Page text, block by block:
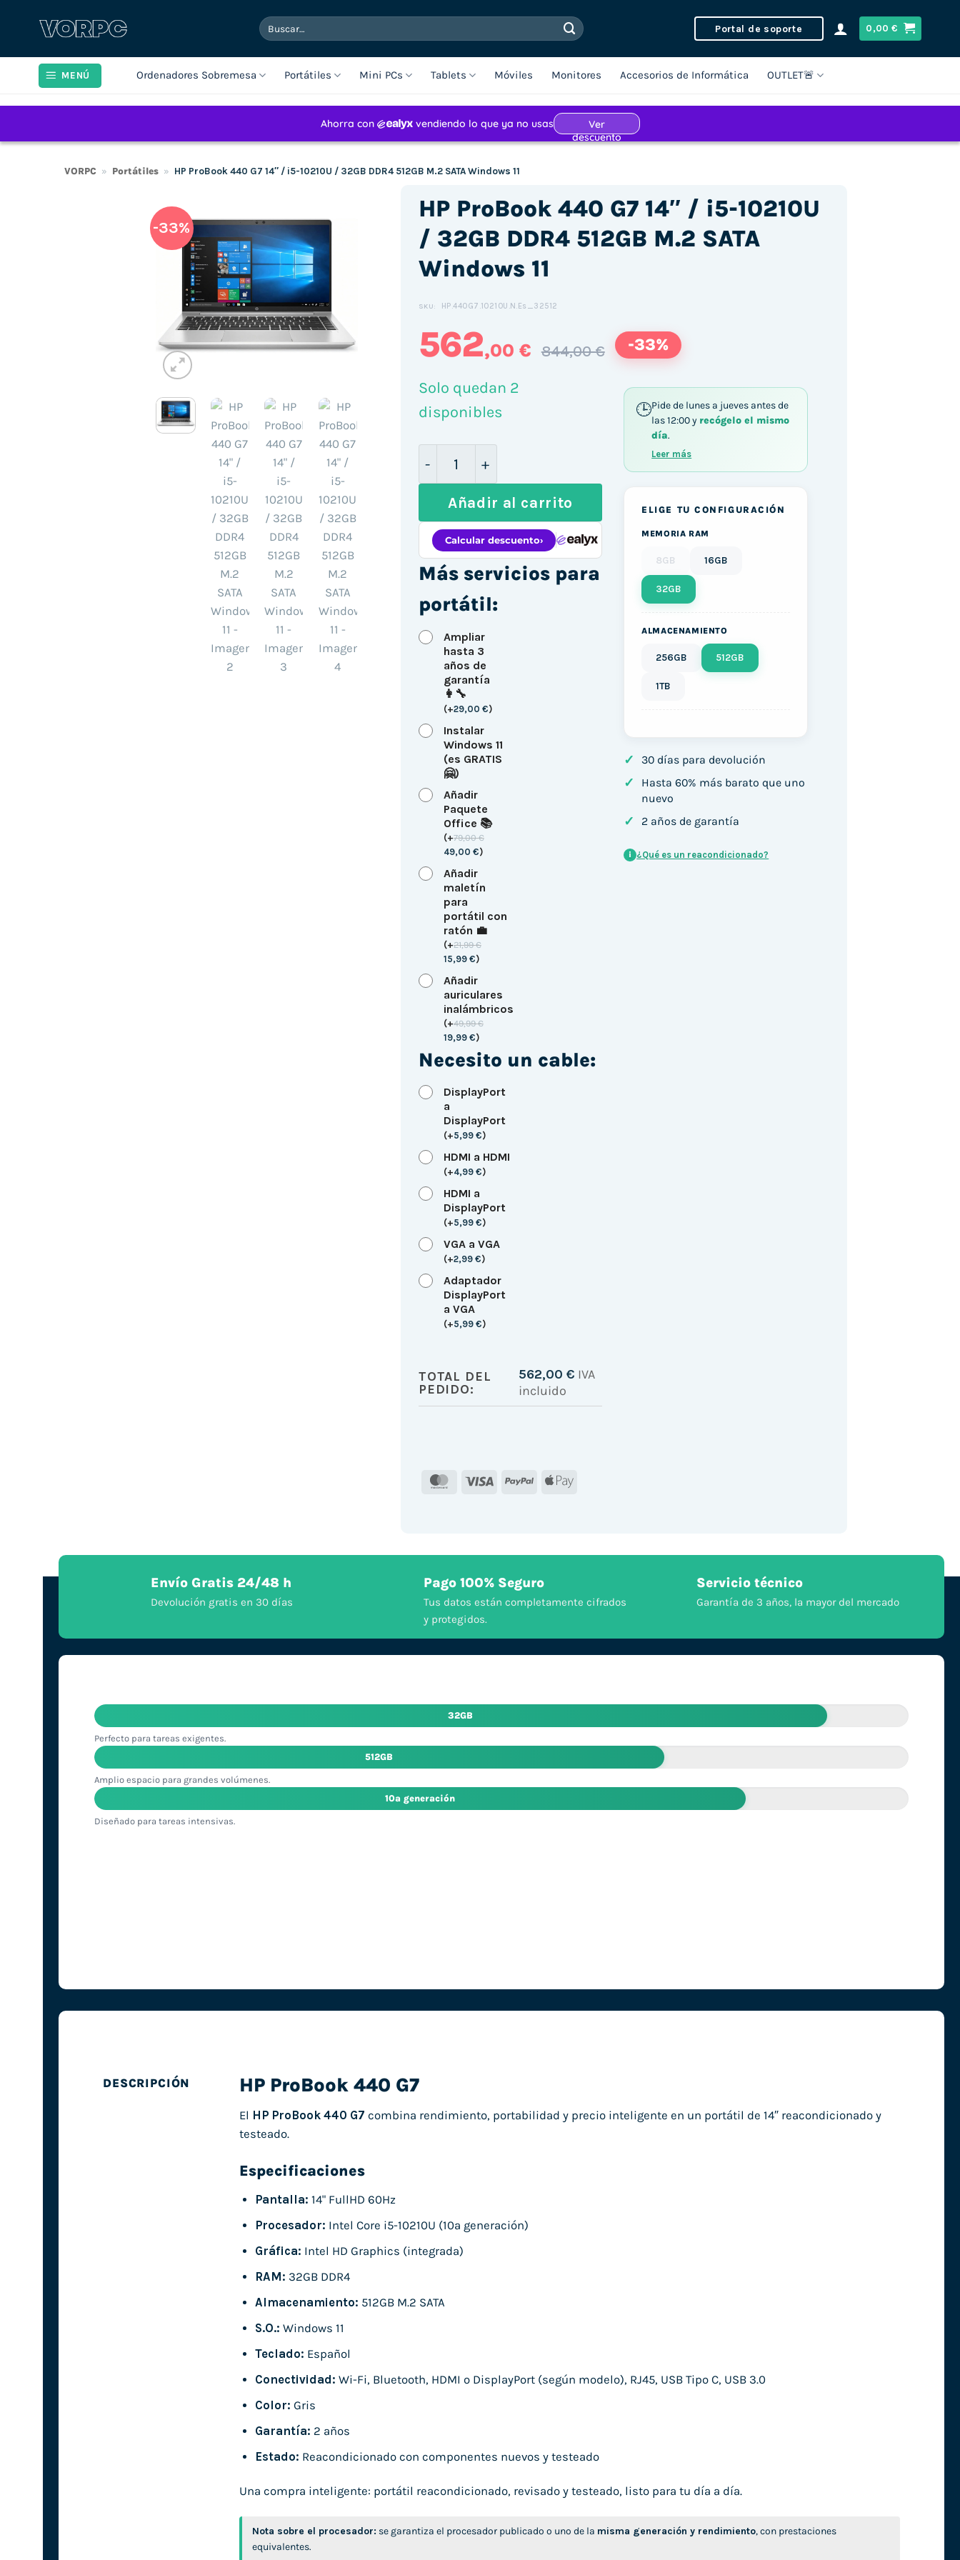
Buscar
por:
Portal de soporte 0,00€
MENÚ Ordenadores Sobremesa Portátiles Mini PCs Tablets Móviles Monitores Accesorios de Informática OUTLET🚨
VORPC » Portátiles » HP ProBook 440 G7 14″ / i5-10210U / 32GB DDR4 512GB M.2 SATA Windows 11
-33%
HP ProBook 440 G7 14″ / i5-10210U
/ 32GB DDR4 512GB M.2 SATA
Windows 11
SKU: HP.440G7.10210U.N.Es_32512
562,00 € 844,00 € -33%
Solo quedan 2
disponibles
HP ProBook 440 G7 14" / i5-10210U / 32GB DDR4 512GB M.2 SATA Windows 11
Añadir al carrito
Más servicios para
portátil:
Ampliar
hasta 3
años de
garantía
👩‍🔧
(+29,00 €)
Instalar
Windows 11
(es GRATIS
🤗)
Añadir
Paquete
Office 📚
(+79,00€
49,00 €)
Añadir
maletín
para
portátil con
ratón 💼
(+21,99€
15,99 €)
Añadir
auriculares
inalámbricos
(+49,99€
19,99 €)
Necesito un cable:
DisplayPort
a
DisplayPort
(+5,99 €)
HDMI a HDMI
(+4,99 €)
HDMI a
DisplayPort
(+5,99 €)
VGA a VGA
(+2,99 €)
Adaptador
DisplayPort
a VGA
(+5,99 €)
TOTAL DEL
PEDIDO:
562,00 € IVA
incluido
MasterCard
Visa PayPal Apple
Pide de lunes a jueves antes de
las 12:00 y recógelo el mismo
día.
Leer más
ELIGE TU CONFIGURACIÓN
MEMORIA RAM
8GB 16GB
32GB
ALMACENAMIENTO
256GB 512GB
1TB
✓ 30 días para devolución
✓
Hasta 60% más barato que uno
nuevo
✓ 2 años de garantía
i ¿Qué es un reacondicionado?
Envío Gratis 24/48 h
Devolución gratis en 30 días
Pago 100% Seguro
Tus datos están completamente cifrados
y protegidos.
Servicio técnico
Garantía de 3 años, la mayor del mercado
32GB
Perfecto para tareas exigentes.
512GB
Amplio espacio para grandes volúmenes.
10ª generación
Diseñado para tareas intensivas.
DESCRIPCIÓN HP ProBook 440 G7
El HP ProBook 440 G7 combina rendimiento, portabilidad y precio inteligente en un portátil de 14″ reacondicionado y
testeado.
Especificaciones
Pantalla: 14" FullHD 60Hz
Procesador: Intel Core i5-10210U (10ª generación)
Gráfica: Intel HD Graphics (integrada)
RAM: 32GB DDR4
Almacenamiento: 512GB M.2 SATA
S.O.: Windows 11
Teclado: Español
Conectividad: Wi-Fi, Bluetooth, HDMI o DisplayPort (según modelo), RJ45, USB Tipo C, USB 3.0
Color: Gris
Garantía: 2 años
Estado: Reacondicionado con componentes nuevos y testeado
Una compra inteligente: portátil reacondicionado, revisado y testeado, listo para tu día a día.
Nota sobre el procesador: se garantiza el procesador publicado o uno de la misma generación y rendimiento, con prestaciones
equivalentes.